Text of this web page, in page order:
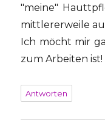
"meine"
mittlererweile
Ich möcht mir
zum Arbeiten ist!
Antworten